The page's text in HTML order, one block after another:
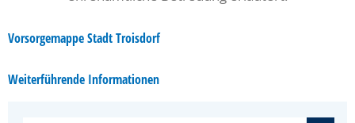
Vorsorgemappe Stadt Troisdorf
Weiterführende Informationen